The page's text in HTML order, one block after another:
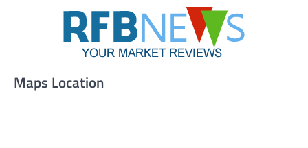
Maps Location